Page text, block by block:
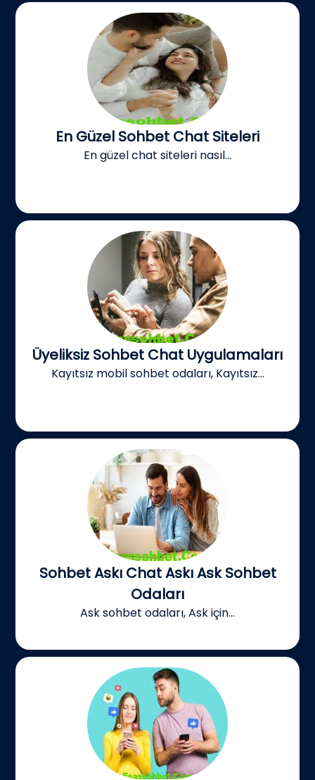
En Güzel Sohbet Chat Siteleri
En güzel chat siteleri nasıl...
Üyeliksiz Sohbet Chat Uygulamaları
Kayıtsız mobil sohbet odaları, Kayıtsız...
Sohbet Askı Chat Askı Ask Sohbet
Odaları
Ask sohbet odaları, Ask için...